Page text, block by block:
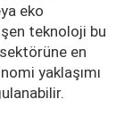
eko
teknoloji bu
en
yaklaşımı